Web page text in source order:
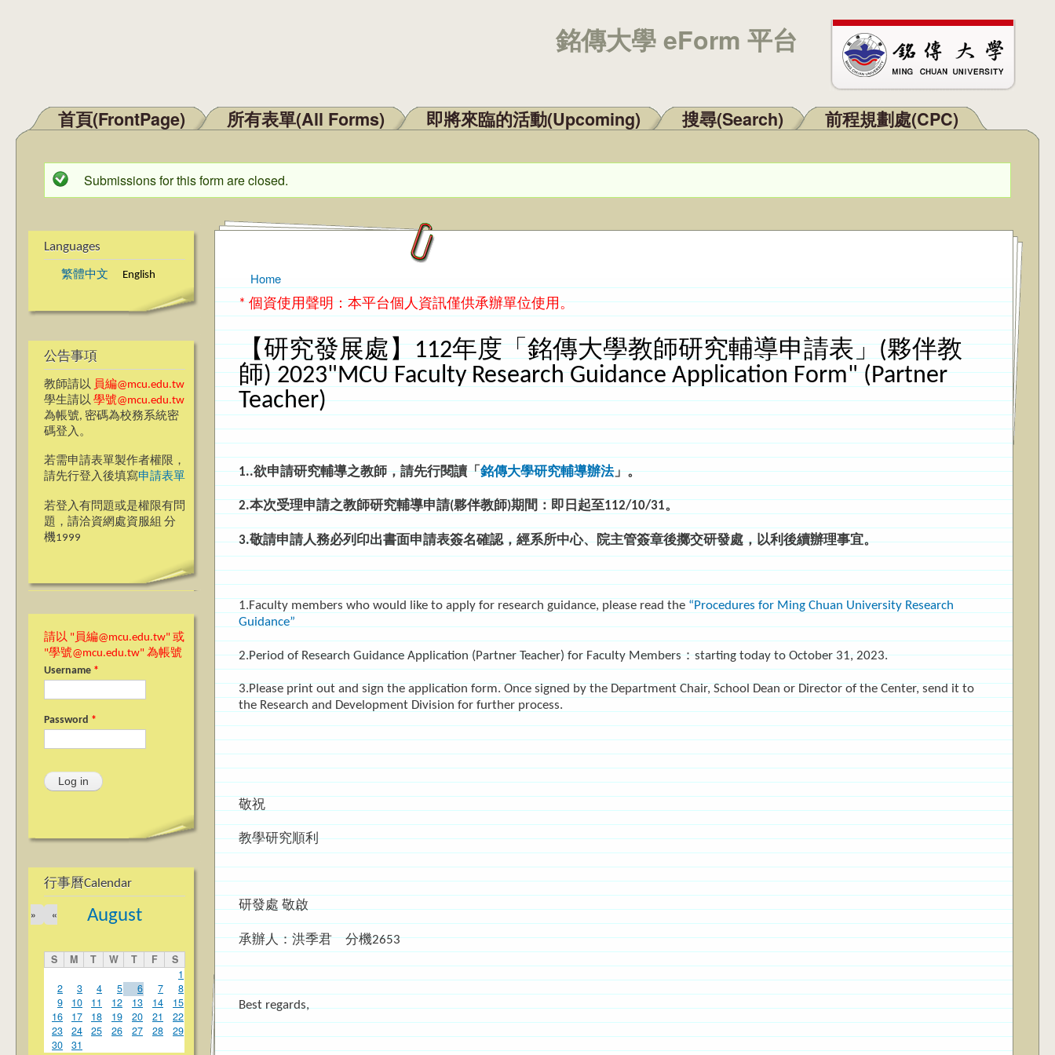
銘傳大學 eForm 平台
Main menu
首頁(FrontPage) 所有表單(All Forms) 即將來臨的活動(Upcoming) 搜尋(Search) 前程規劃處(CPC)
Status message
Submissions for this form are closed.
Languages
繁體中文 English
公告事項
教師請以 員編@mcu.edu.tw
學生請以 學號@mcu.edu.tw
為帳號, 密碼為校務系統密
碼登入。
若需申請表單製作者權限，
請先行登入後填寫申請表單
若登入有問題或是權限有問
題，請洽資網處資服組 分
機1999
請以 "員編@mcu.edu.tw" 或
"學號@mcu.edu.tw" 為帳號
Username *
Password *
行事曆Calendar
August
«
»
S M T W T F
S
1
2
3 4 5 6 7
8
9
10 11 12 13 14
15
16
17 18 19 20 21
22
23
24 25 26 27 28
29
30
31
You are here
Home
* 個資使用聲明：本平台個人資訊僅供承辦單位使用。
【研究發展處】112年度「銘傳大學教師研究輔導申請表」(夥伴教
師) 2023"MCU Faculty Research Guidance Application Form" (Partner
Teacher)
1..欲申請研究輔導之教師，請先行閱讀「銘傳大學研究輔導辦法」。
2.本次受理申請之教師研究輔導申請(夥伴教師)期間：即日起至112/10/31。
3.敬請申請人務必列印出書面申請表簽名確認，經系所中心、院主管簽章後擲交研發處，以利後續辦理事宜。
1.Faculty members who would like to apply for research guidance, please read the “Procedures for Ming Chuan University Research
Guidance”
2.Period of Research Guidance Application (Partner Teacher) for Faculty Members：starting today to October 31, 2023.
3.Please print out and sign the application form. Once signed by the Department Chair, School Dean or Director of the Center, send it to
the Research and Development Division for further process.
敬祝
教學研究順利
研發處 敬啟
承辦人：洪季君 分機2653
Best regards,